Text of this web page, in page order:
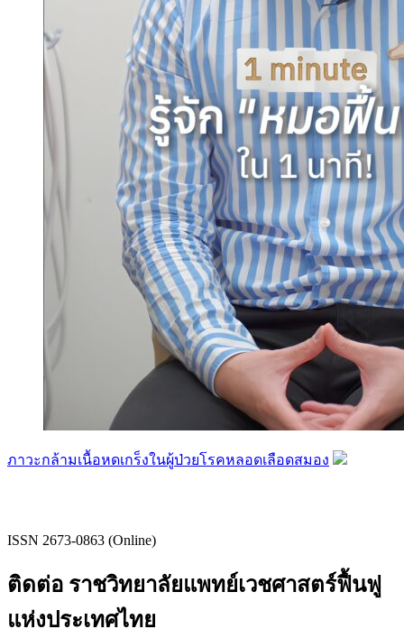
ภาวะกล้ามเนื้อหดเกร็งในผู้ป่วยโรคหลอดเลือดสมอง
ISSN 2673-0863 (Online)
ติดต่อ ราชวิทยาลัยแพทย์เวชศาสตร์ฟื้นฟู
แห่งประเทศไทย